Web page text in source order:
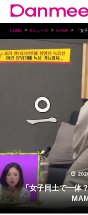
HOME Kニュース K-POP 「女
「女子同士で一体？」カルチャーショックを与えた、